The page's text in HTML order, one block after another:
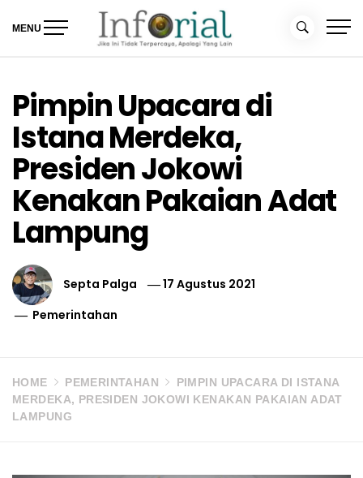
MENU
Pimpin Upacara di
Istana Merdeka,
Presiden Jokowi
Kenakan Pakaian Adat
Lampung
Septa Palga
17 Agustus 2021
Pemerintahan
HOME PEMERINTAHAN
PIMPIN UPACARA DI ISTANA
MERDEKA, PRESIDEN JOKOWI KENAKAN PAKAIAN ADAT
LAMPUNG